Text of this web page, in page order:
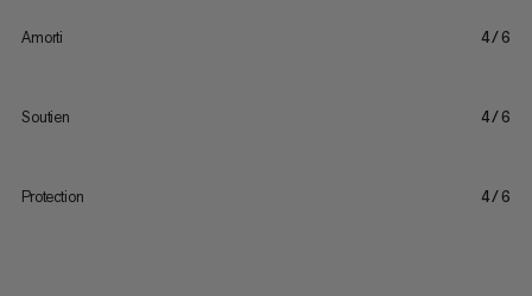
Amorti 4/6
Soutien 4/6
Protection 4/6